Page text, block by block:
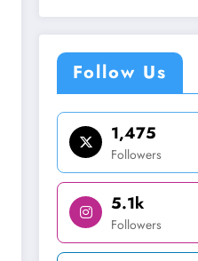
Follow Us
1,475
Followers
5.1k
Followers